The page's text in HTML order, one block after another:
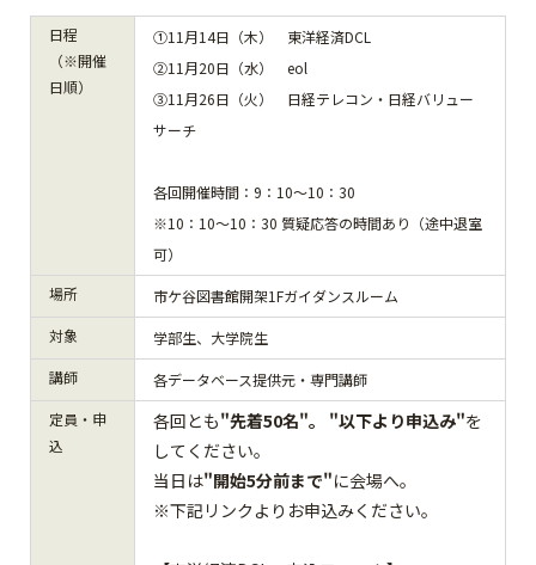
日程
（※開催
日順）
①11月14日（木） 東洋経済DCL
②11月20日（水） eol
③11月26日（火） 日経テレコン・日経バリュー
サーチ
各回開催時間：9：10～10：30
※10：10～10：30 質疑応答の時間あり（途中退室
可）
場所
市ケ谷図書館開架1Fガイダンスルーム
対象
学部生、大学院生
講師
各データベース提供元・専門講師
定員・申
込
各回とも"先着50名"。 "以下より申込み"を
してください。
当日は"開始5分前まで"に会場へ。
※下記リンクよりお申込みください。